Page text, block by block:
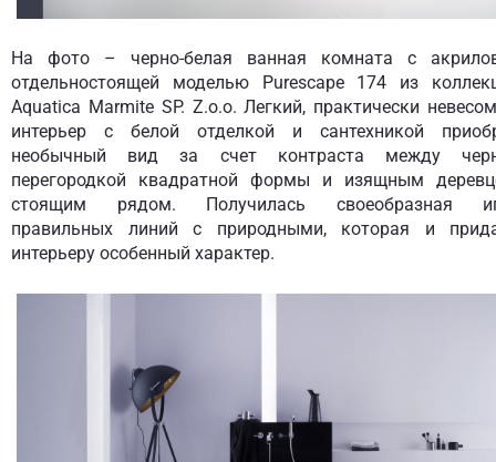
На фото – черно-белая ванная комната с
отдельностоящей моделью Purescape 174 из
Aquatica Marmite SP. Z.o.o. Легкий, практически
интерьер с белой отделкой и сантехникой
необычный вид за счет контраста между
перегородкой квадратной формы и изящным
стоящим рядом. Получилась своеобразная
правильных линий с природными, которая и
интерьеру особенный характер.